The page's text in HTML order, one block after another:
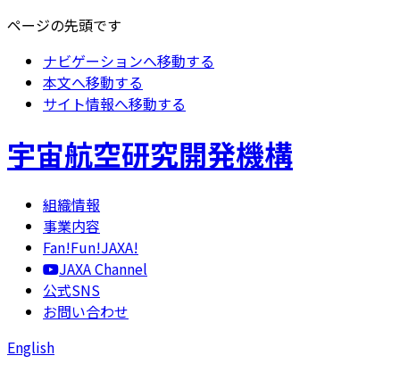
ページの先頭です
ナビゲーションへ移動する
本文へ移動する
サイト情報へ移動する
宇宙航空研究開発機構
組織情報
事業内容
Fan!Fun!JAXA!
JAXA Channel
公式SNS
お問い合わせ
English